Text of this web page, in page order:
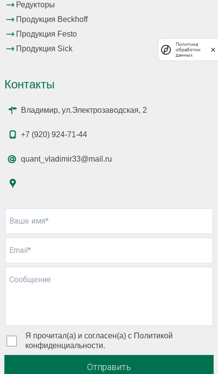
Редукторы
Продукция Beckhoff
Продукция Festo
Продукция Sick
Контакты
Владимир, ул.Электрозаводская, 2
+7 (920) 924-71-44
quant_vladimir33@mail.ru
Ваше имя*
Email*
Сообщение
Я прочитал(а) и согласен(а) с Политикой
конфиденциальности.
Отправить
Политика
обработки
данных